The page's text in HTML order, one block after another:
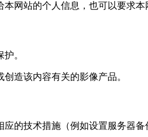
网站的个人信息，也可以要求本
。
造该内容有关的影像产品。
的技术措施（例如设置服务器